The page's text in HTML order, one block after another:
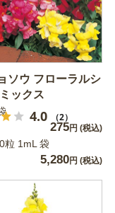
ソウ フローラルシ
ックス
4.0 （2）
275円 (税込)
粒 1mL 袋
5,280円 (税込)